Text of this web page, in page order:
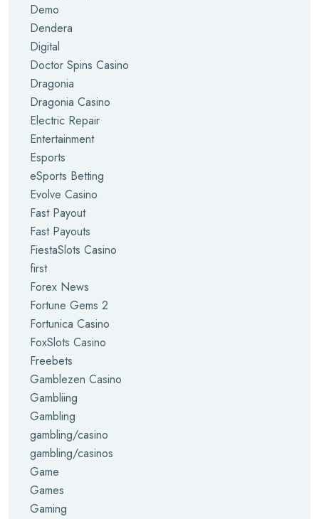
Demo
Dendera
Digital
Doctor Spins Casino
Dragonia
Dragonia Casino
Electric Repair
Entertainment
Esports
eSports Betting
Evolve Casino
Fast Payout
Fast Payouts
FiestaSlots Casino
first
Forex News
Fortune Gems 2
Fortunica Casino
FoxSlots Casino
Freebets
Gamblezen Casino
Gambliing
Gambling
gambling/casino
gambling/casinos
Game
Games
Gaming